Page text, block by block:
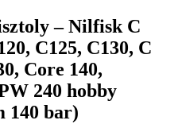
– Nilfisk C
C125, C130, C
Core 140,
240 hobby
140 bar)